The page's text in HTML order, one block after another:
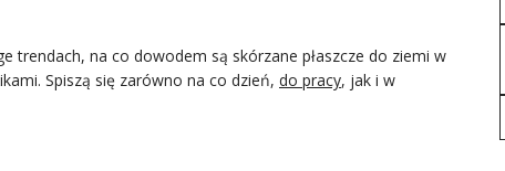
trendach, na co dowodem są skórzane płaszcze do ziemi w
Spiszą się zarówno na co dzień, do pracy, jak i w